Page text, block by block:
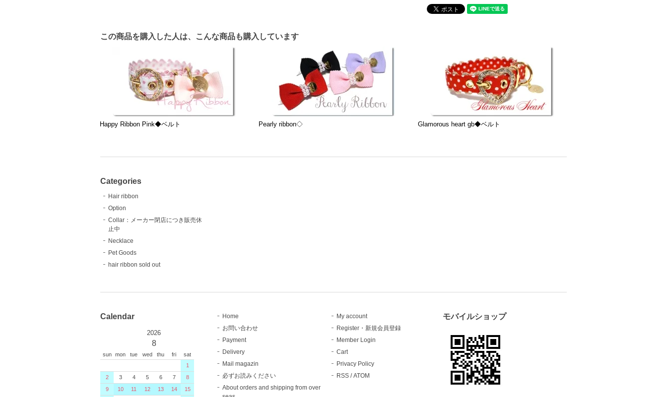
この商品を購入した人は、こんな商品も購入しています
Happy Ribbon Pink◆ベルト Pearly ribbon◇ Glamorous heart gb◆ベルト
Categories
Hair ribbon
Option
Collar：メーカー閉店につき販売休
止中
Necklace
Pet Goods
hair ribbon sold out
Calendar
2026
8
sun mon tue wed thu fri
sat
1
2
3 4 5 6 7
8
9
10 11 12 13 14 15
Home
お問い合わせ
Payment
Delivery
Mail magazin
必ずお読みください
About orders and shipping from over
My account
Register・新規会員登録
Member Login
Cart
Privacy Policy
RSS /ATOM
モバイルショップ